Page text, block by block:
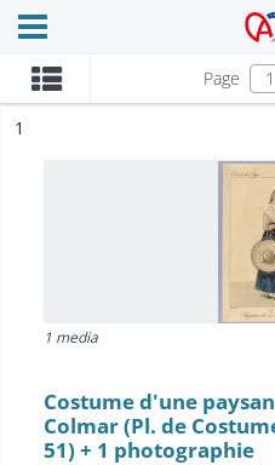
Archives
Ouvrir le menu déroulant
Page
n°
1
1 media
Costume d'une
Colmar (Pl. de
51) + 1 photographie